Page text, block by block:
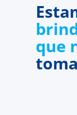
que